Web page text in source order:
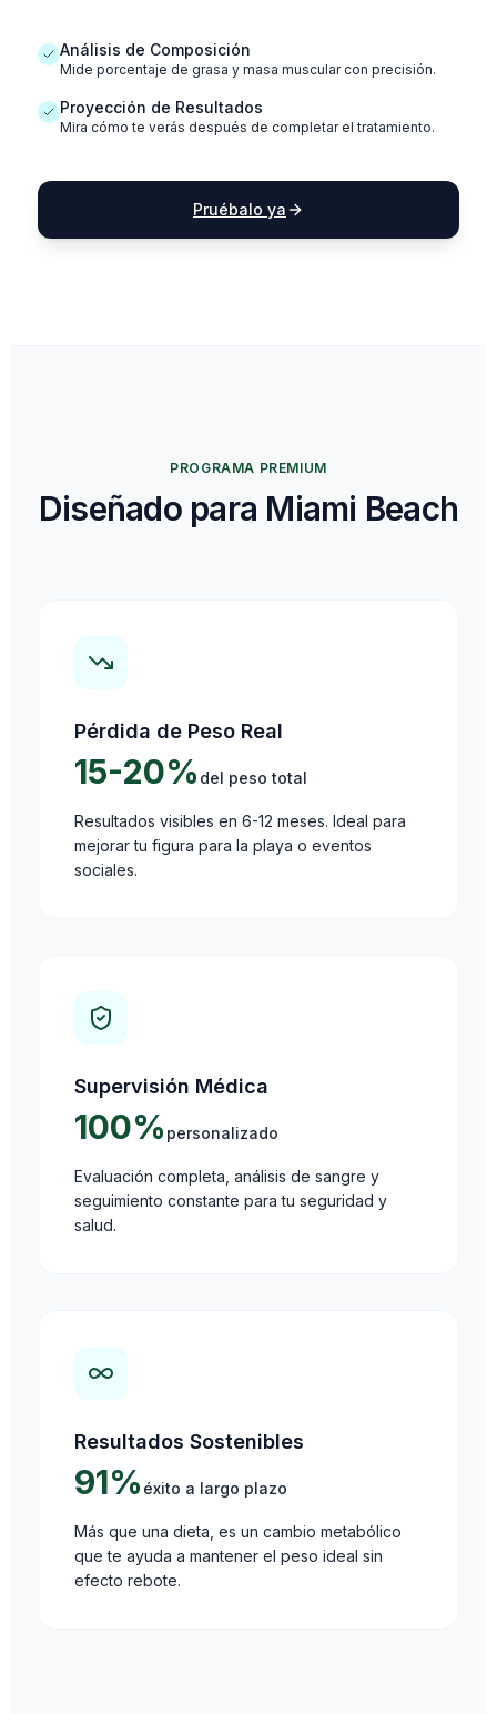
Análisis de Composición
Mide porcentaje de grasa y masa muscular con precisión.
Proyección de Resultados
Mira cómo te verás después de completar el tratamiento.
Pruébalo ya
PROGRAMA PREMIUM
Diseñado para Miami Beach
Pérdida de Peso Real
15-20% del peso total
Resultados visibles en 6-12 meses. Ideal para
mejorar tu figura para la playa o eventos
sociales.
Supervisión Médica
100% personalizado
Evaluación completa, análisis de sangre y
seguimiento constante para tu seguridad y
salud.
Resultados Sostenibles
91% éxito a largo plazo
Más que una dieta, es un cambio metabólico
que te ayuda a mantener el peso ideal sin
efecto rebote.